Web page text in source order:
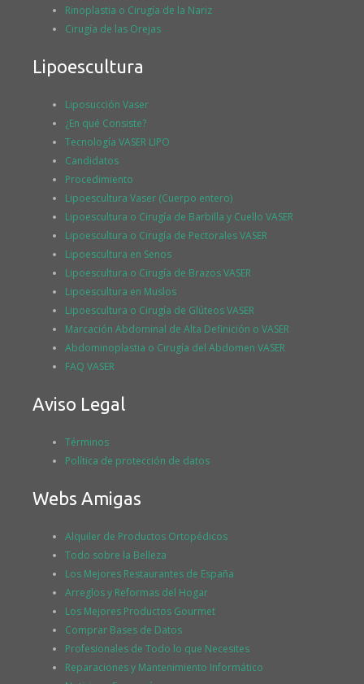
Rinoplastia o Cirugía de la Nariz
Cirugía de las Orejas
Lipoescultura
Liposucción Vaser
¿En qué Consiste?
Tecnología VASER LIPO
Candidatos
Procedimiento
Lipoescultura Vaser (Cuerpo entero)
Lipoescultura o Cirugía de Barbilla y Cuello VASER
Lipoescultura o Cirugía de Pectorales VASER
Lipoescultura en Senos
Lipoescultura o Cirugía de Brazos VASER
Lipoescultura en Muslos
Lipoescultura o Cirugía de Glúteos VASER
Marcación Abdominal de Alta Definición o VASER
Abdominoplastia o Cirugía del Abdomen VASER
FAQ VASER
Aviso Legal
Términos
Política de protección de datos
Webs Amigas
Alquiler de Productos Ortopédicos
Todo sobre la Belleza
Los Mejores Restaurantes de España
Arreglos y Reformas del Hogar
Los Mejores Productos Gourmet
Comprar Bases de Datos
Profesionales de Todo lo que Necesites
Reparaciones y Mantenimiento Informático